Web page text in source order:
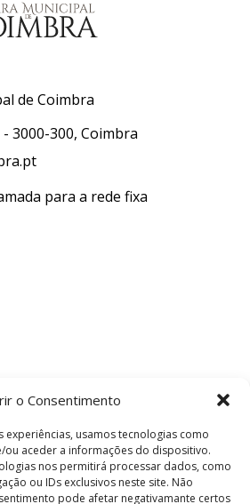
o Consentimento
experiências, usamos tecnologias como
ou aceder a informações do dispositivo.
nos permitirá processar dados, como
ou IDs exclusivos neste site. Não
pode afetar negativamante certos
de Coimbra
3000-300, Coimbra
para a rede fixa